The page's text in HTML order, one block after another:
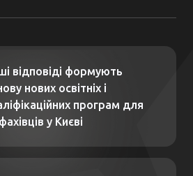
відповіді формують
нових освітніх і
програм для
у Києві